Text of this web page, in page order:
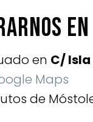
en C/
Maps
de